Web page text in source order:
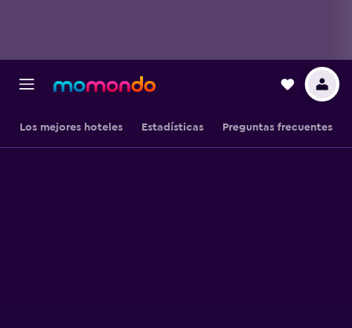
Los mejores hoteles Estadísticas Preguntas frecuentes